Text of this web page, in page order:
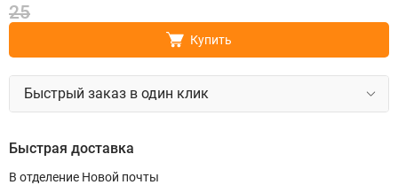
25
Купить
Быстрый заказ в один клик
Быстрая доставка
В отделение Новой почты